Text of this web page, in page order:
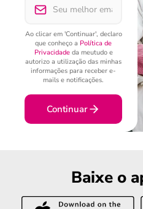
Ao clicar em 'Continuar', declaro
que conheço a Política de
Privacidadeda meutudo e
autorizo a utilização das minhas
informações para receber e-
mails e notificações.
Continuar
Baixe o